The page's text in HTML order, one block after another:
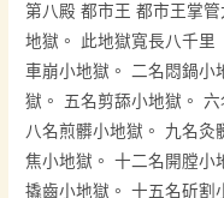
第八殿 都市王 都市王掌
地獄。 此地獄寬長八千里
車崩小地獄。 二名悶鍋小
獄。 五名剪舔小地獄。
八名煎髒小地獄。 九名灸
焦小地獄。 十二名開膛小
撬齒小地獄。 十五名斫割